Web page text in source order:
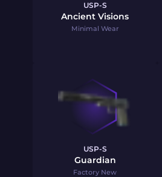
USP-S
Ancient Visions
Minimal Wear
USP-S
Guardian
Factory New